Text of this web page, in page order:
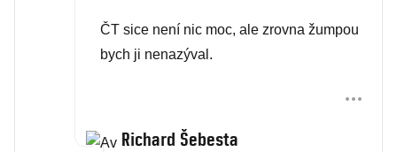
ČT sice není nic moc, ale zrovna žumpou
bych ji nenazýval.
Richard Šebesta